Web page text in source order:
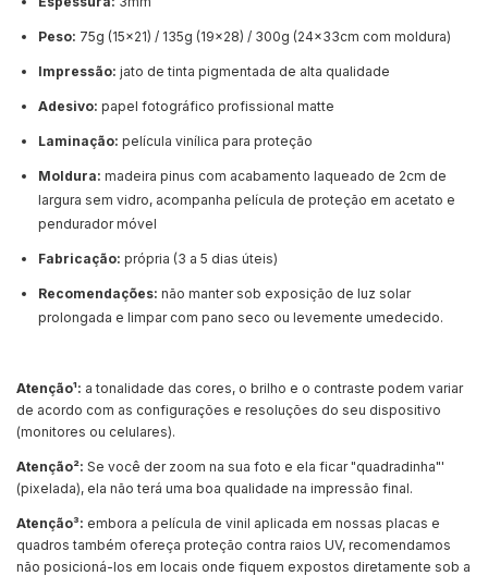
Peso: 75g (15x21) / 135g (19x28) / 300g (24x33cm com moldura)
Impressão: jato de tinta pigmentada de alta qualidade
Adesivo: papel fotográfico profissional matte
Laminação: película vinílica para proteção
Moldura: madeira pinus com acabamento laqueado de 2cm de
largura sem vidro, acompanha película de proteção em acetato e
pendurador móvel
Fabricação: própria (3 a 5 dias úteis)
Recomendações: não manter sob exposição de luz solar
prolongada e limpar com pano seco ou levemente umedecido.
Atenção¹: a tonalidade das cores, o brilho e o contraste podem variar
de acordo com as configurações e resoluções do seu dispositivo
(monitores ou celulares).
Atenção²: Se você der zoom na sua foto e ela ficar "quadradinha"'
(pixelada), ela não terá uma boa qualidade na impressão final.
Atenção³: embora a película de vinil aplicada em nossas placas e
quadros também ofereça proteção contra raios UV, recomendamos
não posicioná-los em locais onde fiquem expostos diretamente sob a